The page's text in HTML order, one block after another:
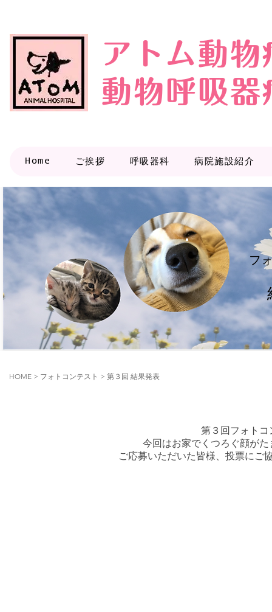
アトム動物
動物呼吸
Home ご挨拶 呼吸器科 病院施設紹介
フ
HOME > フォトコンテスト > 第３回 結果発表
第３回フォト
今回はお家でくつろぐ顔が
ご応募いただいた皆様、投票にご